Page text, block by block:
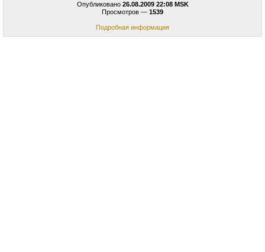
Опубликовано 26.08.2009 22:08 MSK
Просмотров — 1539
Подробная информация